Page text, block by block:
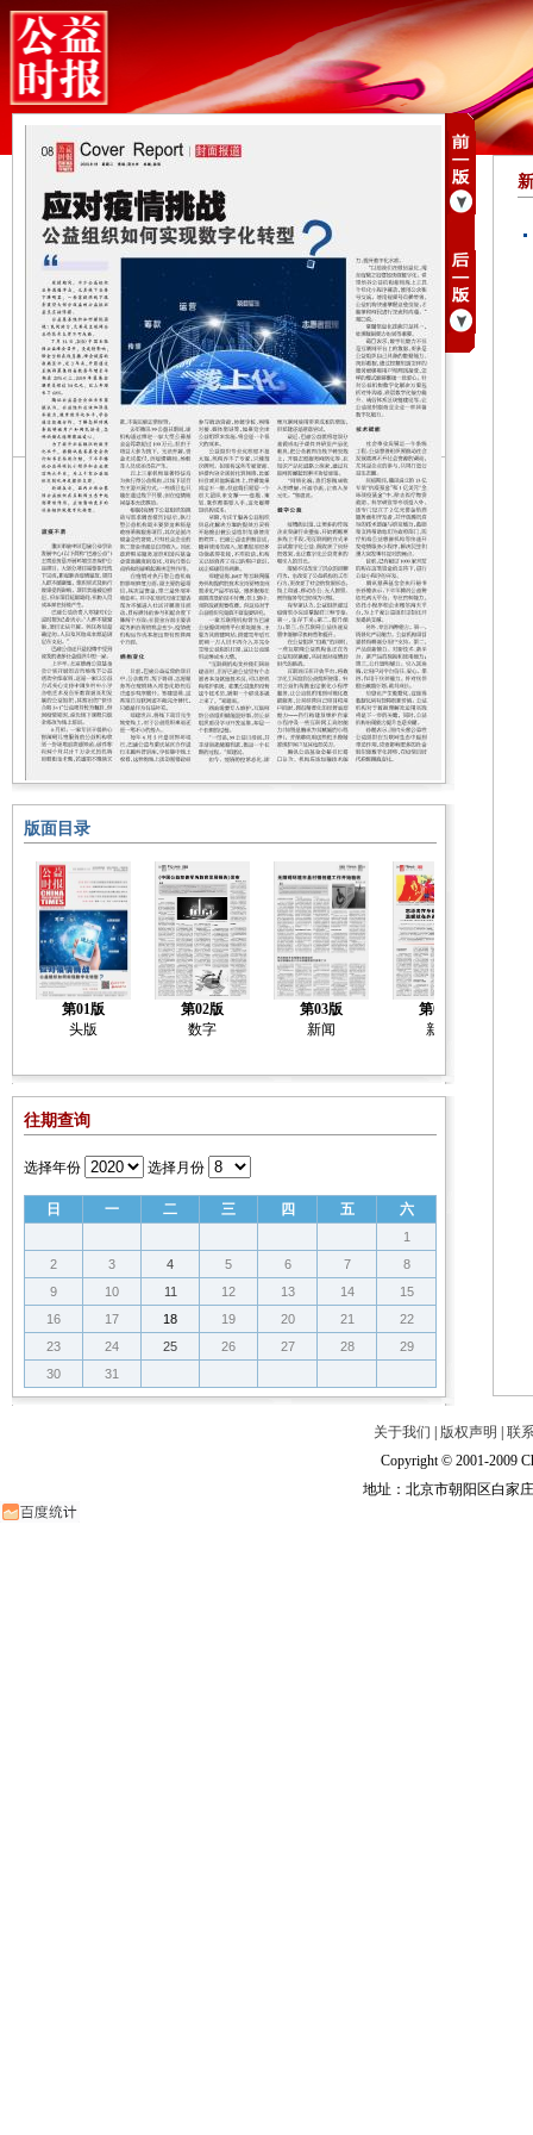
版面目录
第01版
头版
第02版
数字
第03版
新闻
第04版
新闻
往期查询
选择年份 选择月份
日 一 二 三 四 五 六
1
2
3 4 5 6 7
8
9
10 11 12 13 14
15
16
17 18 19 20 21
22
23
24 25 26 27 28
29
30
31
关于我们 版权声明
联
Copyright © 2001-2009
地址：北京市朝阳区白家